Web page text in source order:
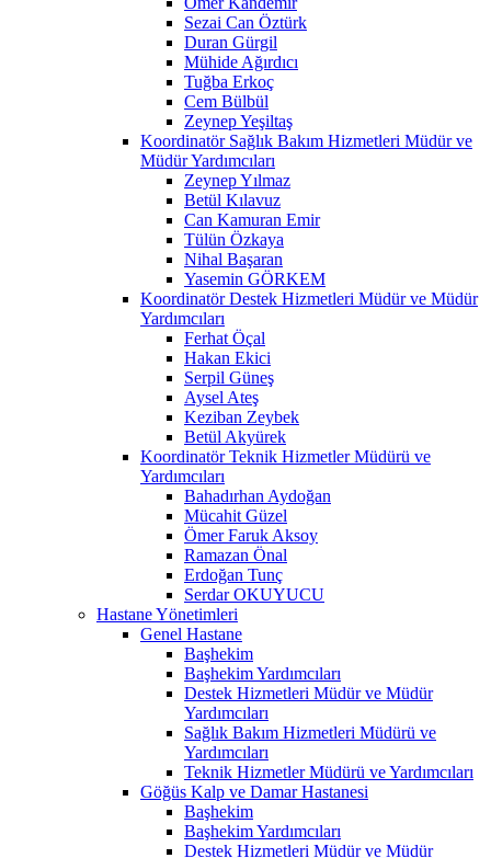
Sezai Can Öztürk
Duran Gürgil
Mühide Ağırdıcı
Tuğba Erkoç
Cem Bülbül
Zeynep Yeşiltaş
Koordinatör Sağlık Bakım Hizmetleri Müdür ve
Müdür Yardımcıları
Zeynep Yılmaz
Betül Kılavuz
Can Kamuran Emir
Tülün Özkaya
Nihal Başaran
Yasemin GÖRKEM
Koordinatör Destek Hizmetleri Müdür ve Müdür
Yardımcıları
Ferhat Öçal
Hakan Ekici
Serpil Güneş
Aysel Ateş
Keziban Zeybek
Betül Akyürek
Koordinatör Teknik Hizmetler Müdürü ve
Yardımcıları
Bahadırhan Aydoğan
Mücahit Güzel
Ömer Faruk Aksoy
Ramazan Önal
Erdoğan Tunç
Serdar OKUYUCU
Hastane Yönetimleri
Genel Hastane
Başhekim
Başhekim Yardımcıları
Destek Hizmetleri Müdür ve Müdür
Yardımcıları
Sağlık Bakım Hizmetleri Müdürü ve
Yardımcıları
Teknik Hizmetler Müdürü ve Yardımcıları
Göğüs Kalp ve Damar Hastanesi
Başhekim
Başhekim Yardımcıları
Destek Hizmetleri Müdür ve Müdür